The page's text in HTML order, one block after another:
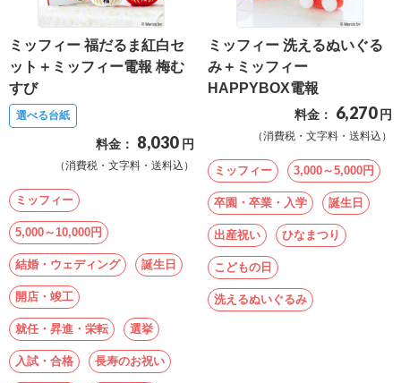
報-
集
送
る
電
Tips
集
ミッフィー 福だるま紅白セ
ット＋ミッフィー電報 梅む
すび
選べる台紙
料金： 8,030 円
（消費税・文字料・送料込）
ミッフィー
5,000～10,000円
結婚・ウェディング 誕生日
開店・竣工
就任・昇進・栄転 選挙
入試・合格 長寿のお祝い
ミッフィー 洗えるぬいぐる
み＋ミッフィー
HAPPYBOX電報
料金： 6,270 円
（消費税・文字料・送料込）
ミッフィー 3,000～5,000円
卒園・卒業・入学 誕生日
出産祝い ひなまつり
こどもの日
洗えるぬいぐるみ